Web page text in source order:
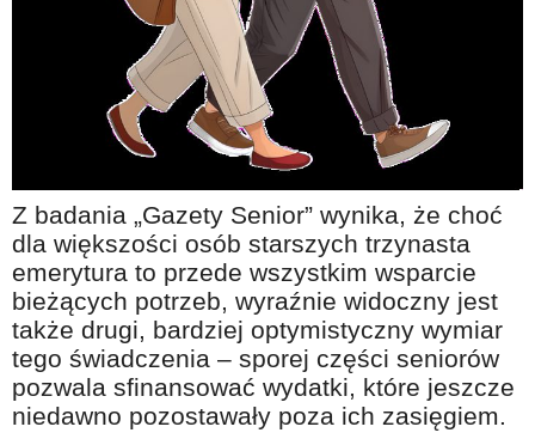
Hobby i pasje
Żyj aktywnie
60plus - najcenniejsi klienci
Warto naśladować
Coś dla ducha
Smacznie i zdrowo
O finansach i społeczeństwie - edukacja nie tylko dla 60plus
Ciekawe książki
Stop samotności
Z badania „Gazety Senior” wynika, że choć
dla większości osób starszych trzynasta
emerytura to przede wszystkim wsparcie
bieżących potrzeb, wyraźnie widoczny jest
także drugi, bardziej optymistyczny wymiar
tego świadczenia – sporej części seniorów
pozwala sfinansować wydatki, które jeszcze
niedawno pozostawały poza ich zasięgiem.